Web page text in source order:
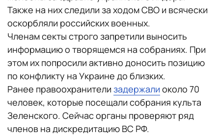
Также на них следили за ходом СВО и всячески
оскорбляли российских военных.
Членам секты строго запретили выносить
информацию о творящемся на собраниях. При
этом их попросили активно доносить позицию
по конфликту на Украине до близких.
Ранее правоохранители задержали около 70
человек, которые посещали собрания культа
Зеленского. Сейчас органы проверяют ряд
членов на дискредитацию ВС РФ.